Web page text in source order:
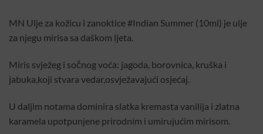
MN Ulje za kožicu i zanoktice #Indian Summer (10ml) je ulje
za njegu mirisa sa daškom ljeta.
Miris svježeg i sočnog voća: jagoda, borovnica, kruška i
jabuka,koji stvara vedar,osvježavajući osjećaj.
U daljim notama dominira slatka kremasta vanilija i zlatna
karamela upotpunjene prirodnim i umirujućim mirisom.